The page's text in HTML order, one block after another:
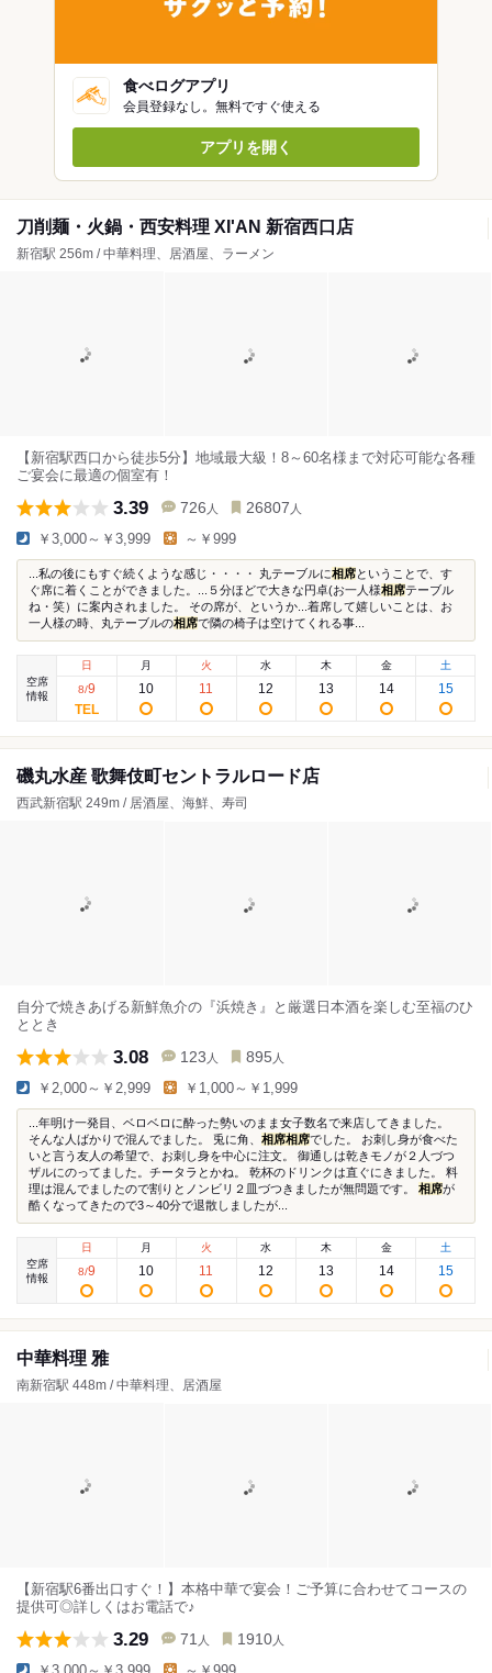
食べログアプリ
会員登録なし。無料ですぐ使える
アプリを開く
刀削麺・火鍋・西安料理 XI'AN 新宿西口店
新宿駅 256m / 中華料理、居酒屋、ラーメン
【新宿駅西口から徒歩5分】地域最大級！8～60名様まで対応可能な各種
ご宴会に最適の個室有！
3.39 726 人 26807 人
￥3,000～￥3,999 ～￥999
...私の後にもすぐ続くような感じ・・・・ 丸テーブルに相席ということで、す
ぐ席に着くことができました。...５分ほどで大きな円卓(お一人様相席テーブル
ね・笑）に案内されました。 その席が、というか...着席して嬉しいことは、お
一人様の時、丸テーブルの相席で隣の椅子は空けてくれる事...
空席
情報
日
8/9
月
10
火
11
水
12
木
13
金
14
土
15
磯丸水産 歌舞伎町セントラルロード店
西武新宿駅 249m / 居酒屋、海鮮、寿司
自分で焼きあげる新鮮魚介の『浜焼き』と厳選日本酒を楽しむ至福のひ
ととき
3.08 123 人 895 人
￥2,000～￥2,999 ￥1,000～￥1,999
...年明け一発目、ベロベロに酔った勢いのまま女子数名で来店してきました。
そんな人ばかりで混んでました。 兎に角、 相席相席でした。 お刺し身が食べた
いと言う友人の希望で、お刺し身を中心に注文。 御通しは乾きモノが２人づつ
ザルにのってました。チータラとかね。 乾杯のドリンクは直ぐにきました。 料
理は混んでましたので割りとノンビリ２皿づつきましたが無問題です。 相席が
酷くなってきたので3～40分で退散しましたが...
空席
情報
日
8/9
月
10
火
11
水
12
木
13
金
14
土
15
中華料理 雅
南新宿駅 448m / 中華料理、居酒屋
【新宿駅6番出口すぐ！】本格中華で宴会！ご予算に合わせてコースの
提供可◎詳しくはお電話で♪
3.29 71 人 1910 人